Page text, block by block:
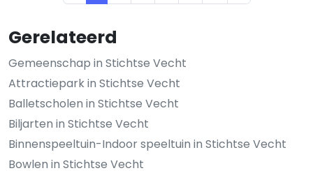
Gerelateerd
Gemeenschap in Stichtse Vecht
Attractiepark in Stichtse Vecht
Balletscholen in Stichtse Vecht
Biljarten in Stichtse Vecht
Binnenspeeltuin-Indoor speeltuin in Stichtse Vecht
Bowlen in Stichtse Vecht